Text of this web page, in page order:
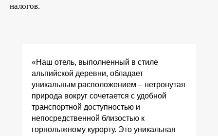
налогов.
«Наш отель, выполненный в стиле
альпийской деревни, обладает
уникальным расположением – нетронутая
природа вокруг сочетается с удобной
транспортной доступностью и
непосредственной близостью к
горнолыжному курорту. Это уникальная